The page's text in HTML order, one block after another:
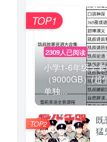
2309人已阅读
小学1-6年级全
（9000GB）(
单独...
TOP1
既
猛
TOP2